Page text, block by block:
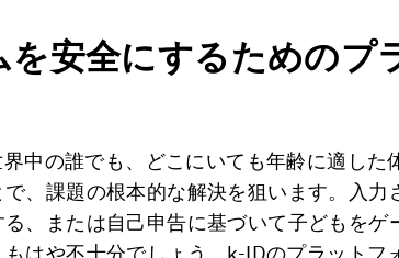
を安全にするためのプ
中の誰でも、どこにいても年齢に適した
で、課題の根本的な解決を狙います。入力
る、または自己申告に基づいて子どもをゲ
もはや不十分でしょう。k-IDのプラットフ